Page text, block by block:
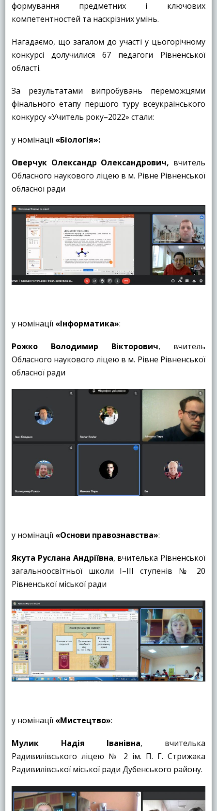
формування предметних і ключових
компетентностей та наскрізних умінь.
Нагадаємо, що загалом до участі у цьогорічному
конкурсі долучилися 67 педагоги Рівненської
області.
За результатами випробувань переможцями
фінального етапу першого туру всеукраїнського
конкурсу «Учитель року–2022» стали:
у номінації «Біологія»:
Оверчук Олександр Олександрович, вчитель
Обласного наукового ліцею в м. Рівне Рівненської
обласної ради
у номінації «Інформатика»:
Рожко Володимир Вікторович, вчитель
Обласного наукового ліцею в м. Рівне Рівненської
обласної ради
у номінації «Основи правознавства»:
Якута Руслана Андріївна, вчителька Рівненської
загальноосвітньої школи І–ІІІ ступенів № 20
Рівненської міської ради
у номінації «Мистецтво»:
Мулик Надія Іванівна, вчителька
Радивилівського ліцею № 2 ім. П. Г. Стрижака
Радивилівської міської ради Дубенського району.